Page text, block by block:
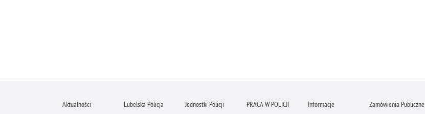
Aktualności Lubelska Policja Jednostki Policji PRACA W POLICJI Informacje Zamówienia Publiczne